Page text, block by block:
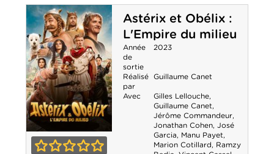
Schtroumpfs -
Le film
Astérix et Obélix :
L'Empire du milieu
Astérix et Obélix
Année
de
sortie
2023
Réalisé
par
Guillaume Canet
Avec Gilles Lellouche,
Guillaume Canet,
Jérôme Commandeur,
Jonathan Cohen, José
Garcia, Manu Payet,
Marion Cotillard, Ramzy